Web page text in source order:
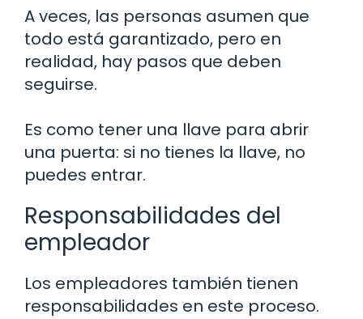
A veces, las personas asumen que
todo está garantizado, pero en
realidad, hay pasos que deben
seguirse.
Es como tener una llave para abrir
una puerta: si no tienes la llave, no
puedes entrar.
Responsabilidades del
empleador
Los empleadores también tienen
responsabilidades en este proceso.